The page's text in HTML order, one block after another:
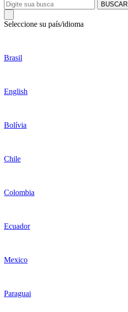
BUSCAR
Seleccione su país/idioma
Brasil
English
Bolívia
Chile
Colombia
Ecuador
Mexico
Paraguai